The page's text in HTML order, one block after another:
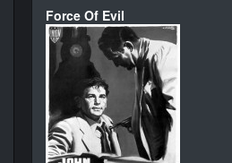
Force Of Evil